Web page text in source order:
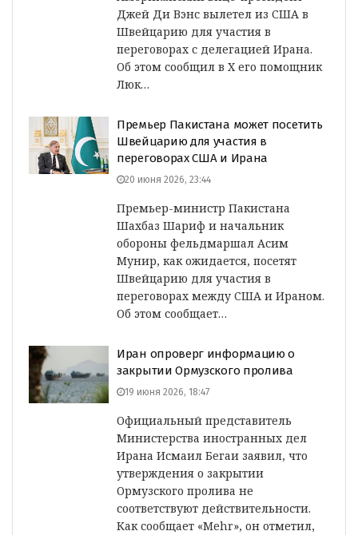
Джей Ди Вэнс вылетел из США в
Швейцарию для участия в
переговорах с делегацией Ирана.
Об этом сообщил в X его помощник
Люк…
Премьер Пакистана может посетить
Швейцарию для участия в
переговорах США и Ирана
20 июня 2026, 23:44
Премьер-министр Пакистана
Шахбаз Шариф и начальник
обороны фельдмаршал Асим
Мунир, как ожидается, посетят
Швейцарию для участия в
переговорах между США и Ираном.
Об этом сообщает…
Иран опроверг информацию о
закрытии Ормузского пролива
19 июня 2026, 18:47
Официальный представитель
Министерства иностранных дел
Ирана Исмаил Бегаи заявил, что
утверждения о закрытии
Ормузского пролива не
соответствуют действительности.
Как сообщает «Mehr», он отметил,